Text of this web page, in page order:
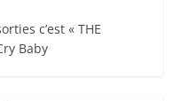
c’est « THE
Baby